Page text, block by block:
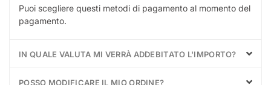
Puoi scegliere questi metodi di pagamento al momento del
pagamento.
IN QUALE VALUTA MI VERRÀ ADDEBITATO L'IMPORTO?
POSSO MODIFICARE IL MIO ORDINE?